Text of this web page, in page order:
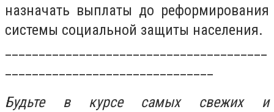
назначать выплаты до реформирования
системы социальной защиты населения.
Будьте в курсе самых свежих и